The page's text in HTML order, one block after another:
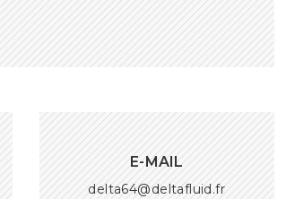
E-MAIL
delta64@deltafluid.fr